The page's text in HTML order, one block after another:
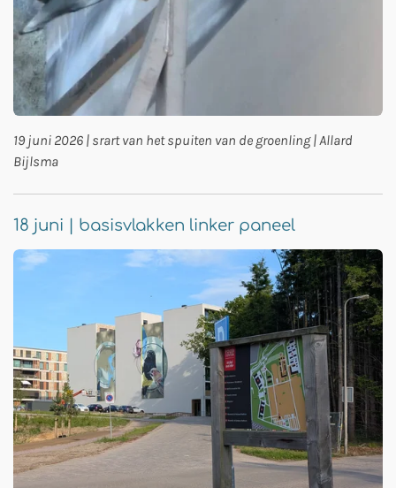
19 juni 2026 | srart van het spuiten van de groenling | Allard
Bijlsma
18 juni | basisvlakken linker paneel